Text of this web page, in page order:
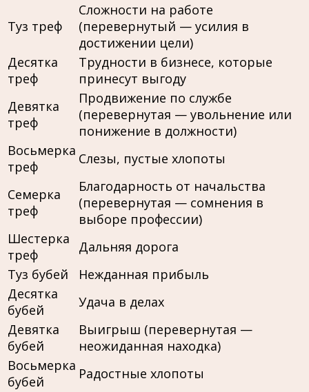
Туз треф
Сложности на работе
(перевернутый — усилия в
достижении цели)
Десятка
треф
Трудности в бизнесе, которые
принесут выгоду
Девятка
треф
Продвижение по службе
(перевернутая — увольнение или
понижение в должности)
Восьмерка
треф
Слезы, пустые хлопоты
Семерка
треф
Благодарность от начальства
(перевернутая — сомнения в
выборе профессии)
Шестерка
треф
Дальняя дорога
Туз бубей
Нежданная прибыль
Десятка
бубей
Удача в делах
Девятка
бубей
Выигрыш (перевернутая —
неожиданная находка)
Восьмерка
бубей
Радостные хлопоты